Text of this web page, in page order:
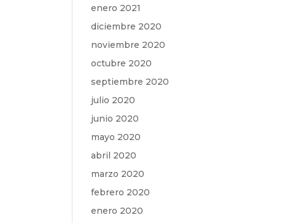
enero 2021
diciembre 2020
noviembre 2020
octubre 2020
septiembre 2020
julio 2020
junio 2020
mayo 2020
abril 2020
marzo 2020
febrero 2020
enero 2020